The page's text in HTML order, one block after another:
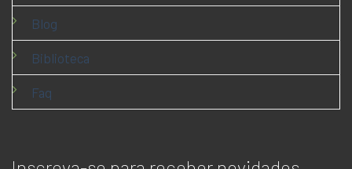
Blog
Biblioteca
Faq